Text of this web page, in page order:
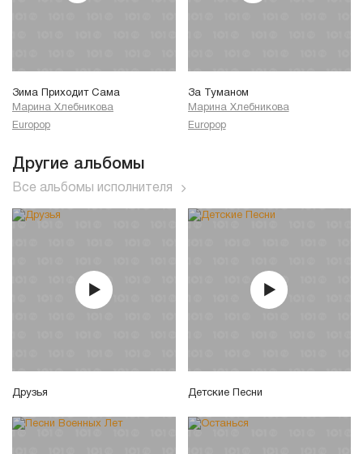
Зима Приходит Сама
Марина Хлебникова
Europop
За Туманом
Марина Хлебникова
Europop
Другие альбомы
Все альбомы исполнителя
Друзья Детские Песни